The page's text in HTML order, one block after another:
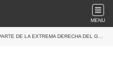
MENU
EXTREMA DERECHA DEL GOBIERNO DE LA INDIA.